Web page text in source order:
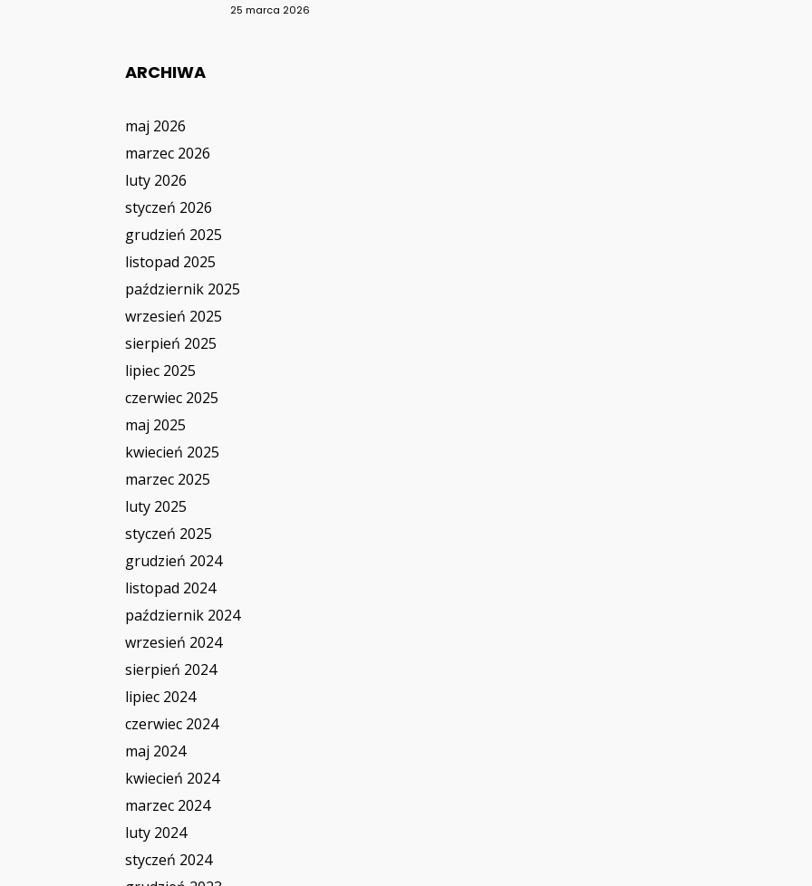
25 marca 2026
ARCHIWA
maj 2026
marzec 2026
luty 2026
styczeń 2026
grudzień 2025
listopad 2025
październik 2025
wrzesień 2025
sierpień 2025
lipiec 2025
czerwiec 2025
maj 2025
kwiecień 2025
marzec 2025
luty 2025
styczeń 2025
grudzień 2024
listopad 2024
październik 2024
wrzesień 2024
sierpień 2024
lipiec 2024
czerwiec 2024
maj 2024
kwiecień 2024
marzec 2024
luty 2024
styczeń 2024